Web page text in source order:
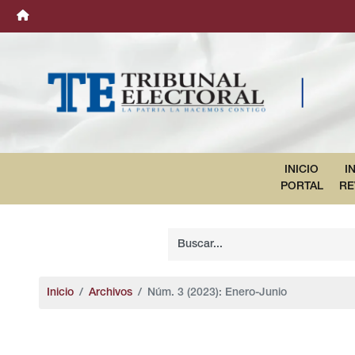
INICIO
PORTAL
Inicio Archivos Núm. 3 (2023): Enero-Junio